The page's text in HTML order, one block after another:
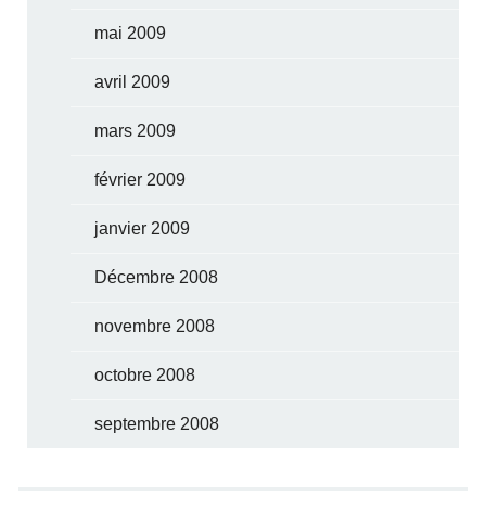
mai 2009
avril 2009
mars 2009
février 2009
janvier 2009
Décembre 2008
novembre 2008
octobre 2008
septembre 2008